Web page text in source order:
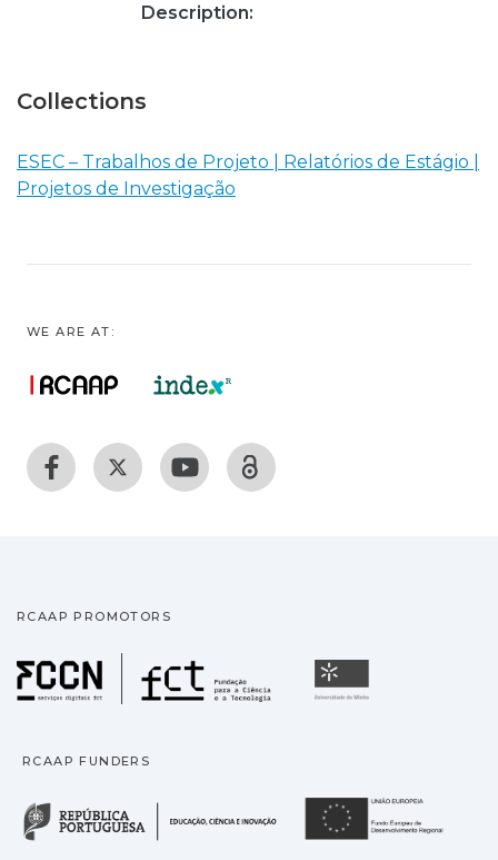
Description:
Collections
ESEC – Trabalhos de Projeto | Relatórios de Estágio |
Projetos de Investigação
WE ARE AT:
RCAAP PROMOTORS
Fundação para a
RCAAP FUNDERS
República Portuguesa